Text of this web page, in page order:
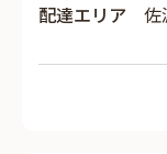
配達エリア
佐